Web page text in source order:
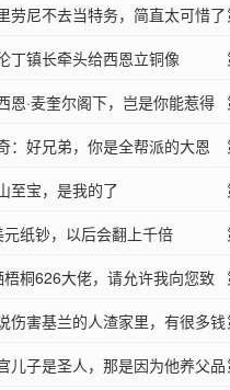
劳尼不去当特务，简直太可惜了
丁镇长牵头给西恩立铜像
恩·麦奎尔阁下，岂是你能惹得
：好兄弟，你是全帮派的大恩
至宝，是我的了
纸钞，以后会翻上千倍
梧桐626大佬，请允许我向您致
伤害基兰的人渣家里，有很多钱
儿子是圣人，那是因为他养父品